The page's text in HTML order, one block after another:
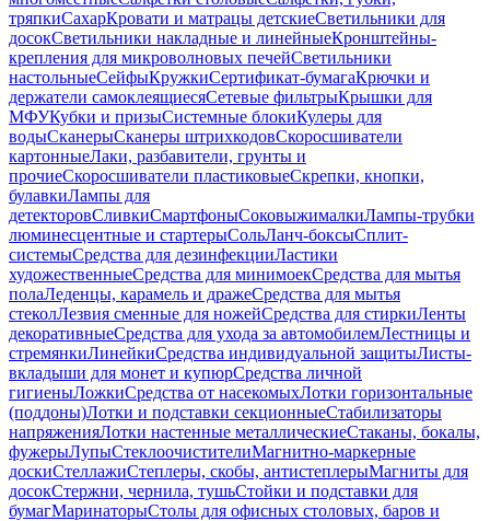
тряпкиСахарКровати и матрацы детскиеСветильники для
досокСветильники накладные и линейныеКронштейны-
крепления для микроволновых печейСветильники
настольныеСейфыКружкиСертификат-бумагаКрючки и
держатели самоклеящиесяСетевые фильтрыКрышки для
МФУКубки и призыСистемные блокиКулеры для
водыСканерыСканеры штрихкодовСкоросшиватели
картонныеЛаки, разбавители, грунты и
прочиеСкоросшиватели пластиковыеСкрепки, кнопки,
булавкиЛампы для
детекторовСливкиСмартфоныСоковыжималкиЛампы-трубки
люминесцентные и стартерыСольЛанч-боксыСплит-
системыСредства для дезинфекцииЛастики
художественныеСредства для минимоекСредства для мытья
полаЛеденцы, карамель и дражеСредства для мытья
стеколЛезвия сменные для ножейСредства для стиркиЛенты
декоративныеСредства для ухода за автомобилемЛестницы и
стремянкиЛинейкиСредства индивидуальной защитыЛисты-
вкладыши для монет и купюрСредства личной
гигиеныЛожкиСредства от насекомыхЛотки горизонтальные
(поддоны)Лотки и подставки секционныеСтабилизаторы
напряженияЛотки настенные металлическиеСтаканы, бокалы,
фужерыЛупыСтеклоочистителиМагнитно-маркерные
доскиСтеллажиСтеплеры, скобы, антистеплерыМагниты для
досокСтержни, чернила, тушьСтойки и подставки для
бумагМаринаторыСтолы для офисных столовых, баров и